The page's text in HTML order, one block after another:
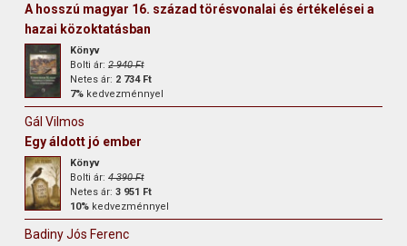
A hosszú magyar 16. század törésvonalai és értékelései a
hazai közoktatásban
Könyv
Bolti ár:2 940 Ft
Netes ár: 2 734 Ft
7% kedvezménnyel
Gál Vilmos
Egy áldott jó ember
Könyv
Bolti ár:4 390 Ft
Netes ár:3 951 Ft
10% kedvezménnyel
Badiny Jós Ferenc